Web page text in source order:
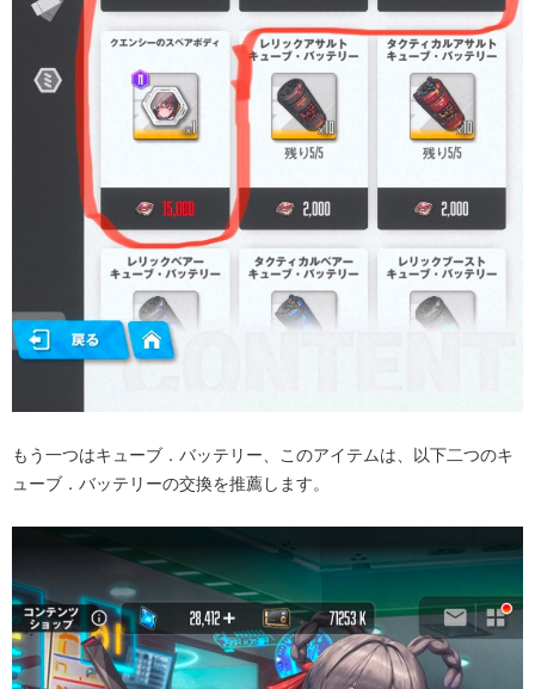
もう一つはキューブ．バッテリー、このアイテムは、以下二つのキ
ューブ．バッテリーの交換を推薦します。